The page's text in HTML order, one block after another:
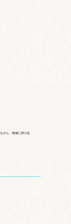
がら、地域に溶け込